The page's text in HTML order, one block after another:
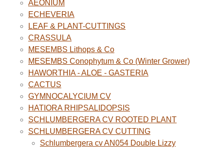
AEONIUM
ECHEVERIA
LEAF & PLANT-CUTTINGS
CRASSULA
MESEMBS Lithops & Co
MESEMBS Conophytum & Co (Winter Grower)
HAWORTHIA - ALOE - GASTERIA
CACTUS
GYMNOCALYCIUM CV
HATIORA RHIPSALIDOPSIS
SCHLUMBERGERA CV ROOTED PLANT
SCHLUMBERGERA CV CUTTING
Schlumbergera cv AN054 Double Lizzy